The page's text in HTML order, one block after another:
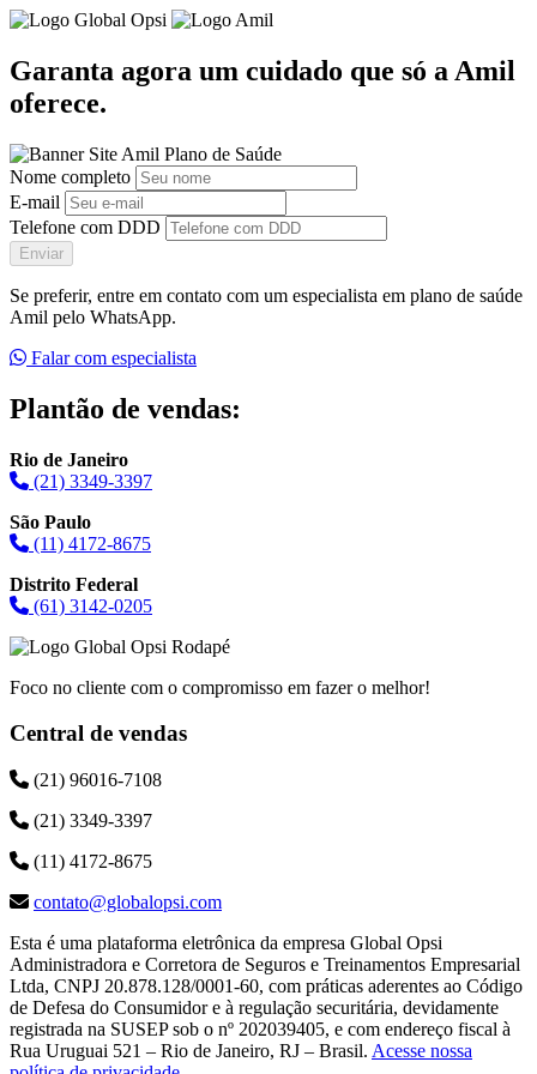
Garanta agora um cuidado que só a Amil
oferece.
Nome completo
E-mail
Telefone com DDD
Enviar
Se preferir, entre em contato com um especialista em plano de saúde
Amil pelo WhatsApp.
Falar com especialista
Plantão de vendas:
Rio de Janeiro
(21) 3349-3397
São Paulo
(11) 4172-8675
Distrito Federal
(61) 3142-0205
Foco no cliente com o compromisso em fazer o melhor!
Central de vendas
(21) 96016-7108
(21) 3349-3397
(11) 4172-8675
contato@globalopsi.com
Esta é uma plataforma eletrônica da empresa Global Opsi
Administradora e Corretora de Seguros e Treinamentos Empresarial
Ltda, CNPJ 20.878.128/0001-60, com práticas aderentes ao Código
de Defesa do Consumidor e à regulação securitária, devidamente
registrada na SUSEP sob o nº 202039405, e com endereço fiscal à
Rua Uruguai 521 – Rio de Janeiro, RJ – Brasil. Acesse nossa